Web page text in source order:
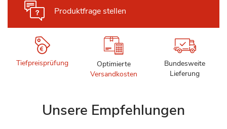
Produktfrage stellen
Tiefpreisprüfung
Optimierte
Versandkosten
Bundesweite
Lieferung
Unsere Empfehlungen